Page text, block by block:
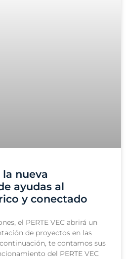
la nueva
ayudas al
y conectado
el PERTE VEC abrirá un
de proyectos en las
te contamos sus
del PERTE VEC